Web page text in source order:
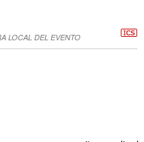
LOCAL DEL EVENTO